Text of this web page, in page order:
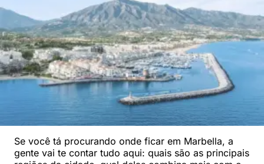
Se você tá procurando onde ficar em Marbella, a
gente vai te contar tudo aqui: quais são as principais